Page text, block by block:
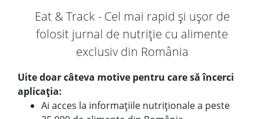
Eat & Track - Cel mai rapid și ușor de
folosit jurnal de nutriție cu alimente
exclusiv din România
Uite doar câteva motive pentru care să încerci
aplicația:
Ai acces la informațiile nutriționale a peste